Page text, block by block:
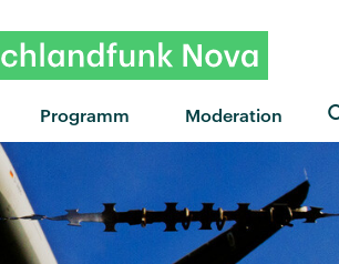
Programm Moderation
"Up against it" von Black